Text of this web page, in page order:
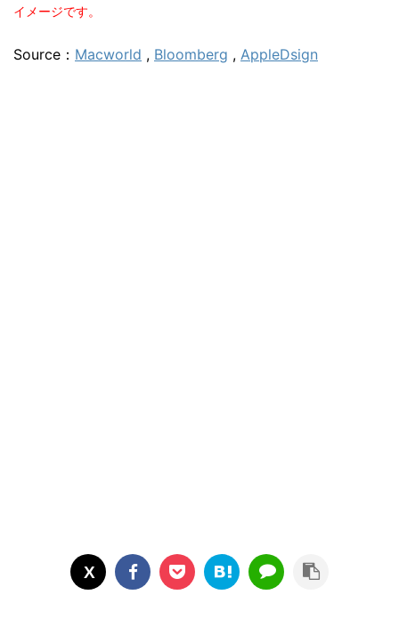
イメージです。
Source： Macworld , Bloomberg , AppleDsign